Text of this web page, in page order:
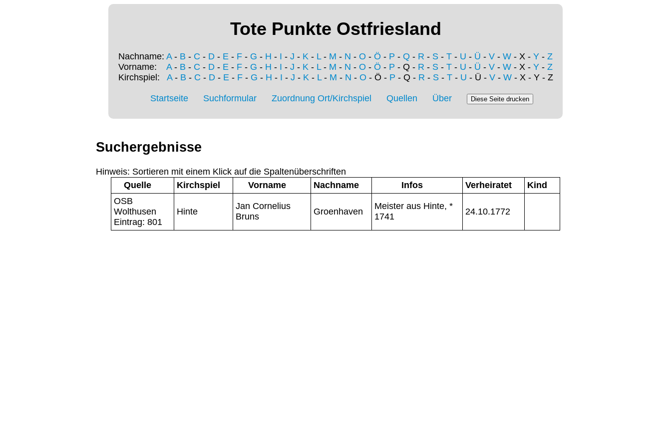
Tote Punkte Ostfriesland
Nachname: A- B - C - D - E - F - G - H - I - J - K - L- M - N - O - Ö - P - Q - R - S - T - U - Ü - V - W - X - Y - Z
Vorname: A- B - C - D - E - F - G - H - I - J - K - L- M - N - O - Ö - P - Q - R - S - T - U - Ü - V - W - X - Y - Z
Kirchspiel: A- B - C - D- E- F- G - H - I - J - K- L- M - N - O - Ö - P - Q - R - S- T- U - Ü - V- W- X - Y - Z
Startseite Suchformular Zuordnung Ort/Kirchspiel Quellen Über
Suchergebnisse
Hinweis: Sortieren mit einem Klick auf die Spaltenüberschriften
Quelle
Kirchspiel Vorname Nachname Infos Verheiratet
Kind
OSB
Wolthusen
Eintrag: 801
Hinte
Jan Cornelius
Bruns
Groenhaven
Meister aus Hinte, *
1741
24.10.1772